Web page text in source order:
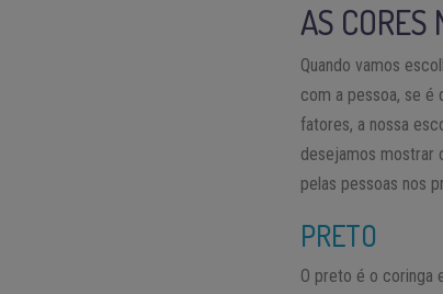
AS CORES
Quando vamos
com a pessoa, se é
fatores, a nossa
desejamos mostrar
pelas pessoas nos
PRETO
O preto é o coringa